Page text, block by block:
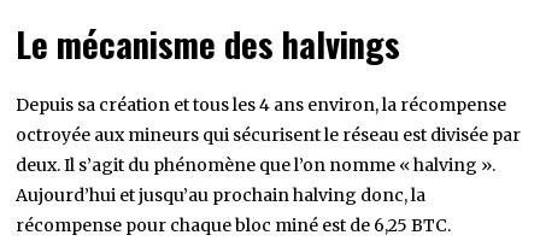
Le mécanisme des halvings
Depuis sa création et tous les 4 ans environ, la récompense
octroyée aux mineurs qui sécurisent le réseau est divisée par
deux. Il s’agit du phénomène que l’on nomme « halving ».
Aujourd’hui et jusqu’au prochain halving donc, la
récompense pour chaque bloc miné est de 6,25 BTC.